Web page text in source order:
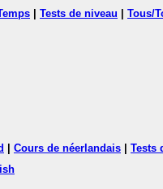
Tests de niveau Tous/
Cours de néerlandais Tests